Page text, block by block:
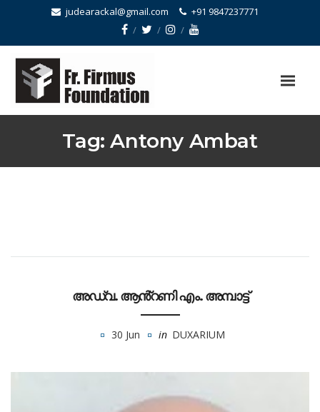
judearackal@gmail.com +91 9847237771
Tag:Antony Ambat
അഡ്വ. ആൻ്റണി എം. അമ്പാട്ട്
30 Jun in DUXARIUM